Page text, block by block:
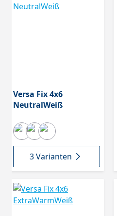
Versa Fix 4x6
NeutralWeiß
3 Varianten